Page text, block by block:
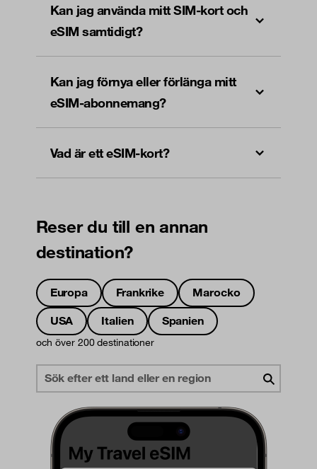
Kan jag använda mitt SIM-kort och
eSIM samtidigt?
Kan jag förnya eller förlänga mitt
eSIM-abonnemang?
Vad är ett eSIM-kort?
Reser du till en annan
destination?
Europa Frankrike
Marocko
USA
Italien Spanien
och över 200 destinationer